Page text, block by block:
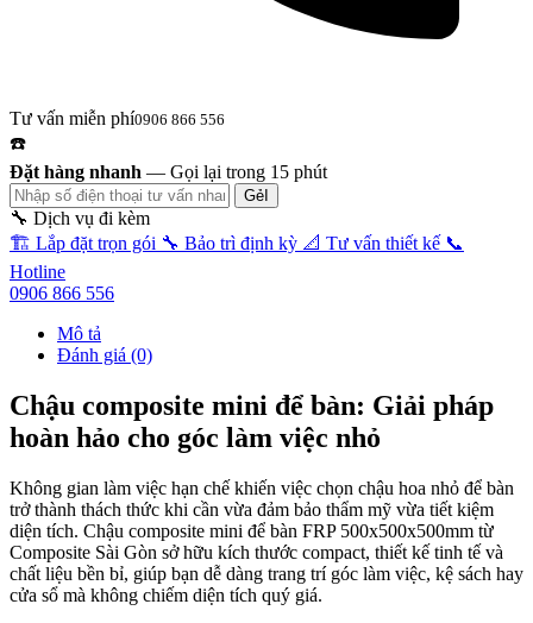
Tư vấn miễn phí0906 866 556
☎️
Đặt hàng nhanh — Gọi lại trong 15 phút
GẻI
🔧 Dịch vụ đi kèm
🏗️ Lắp đặt trọn gói 🔧 Bảo trì định kỳ 📐 Tư vấn thiết kế 📞
Hotline
0906 866 556
Mô tả
Đánh giá (0)
Chậu composite mini để bàn: Giải pháp
hoàn hảo cho góc làm việc nhỏ
Không gian làm việc hạn chế khiến việc chọn chậu hoa nhỏ để bàn
trở thành thách thức khi cần vừa đảm bảo thẩm mỹ vừa tiết kiệm
diện tích. Chậu composite mini để bàn FRP 500x500x500mm từ
Composite Sài Gòn sở hữu kích thước compact, thiết kế tinh tế và
chất liệu bền bỉ, giúp bạn dễ dàng trang trí góc làm việc, kệ sách hay
cửa sổ mà không chiếm diện tích quý giá.